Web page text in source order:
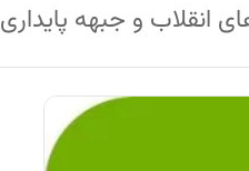
انقلاب و جبهه پایداری